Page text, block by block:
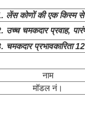
लेंस कोणों की एक किस्म
उच्च चमकदार प्रवाह,
चमकदार
नाम
मॉडल नं।